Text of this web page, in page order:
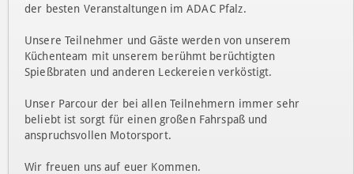
der besten Veranstaltungen im ADAC Pfalz.
Unsere Teilnehmer und Gäste werden von unserem
Küchenteam mit unserem berühmt berüchtigten
Spießbraten und anderen Leckereien verköstigt.
Unser Parcour der bei allen Teilnehmern immer sehr
beliebt ist sorgt für einen großen Fahrspaß und
anspruchsvollen Motorsport.
Wir freuen uns auf euer Kommen.